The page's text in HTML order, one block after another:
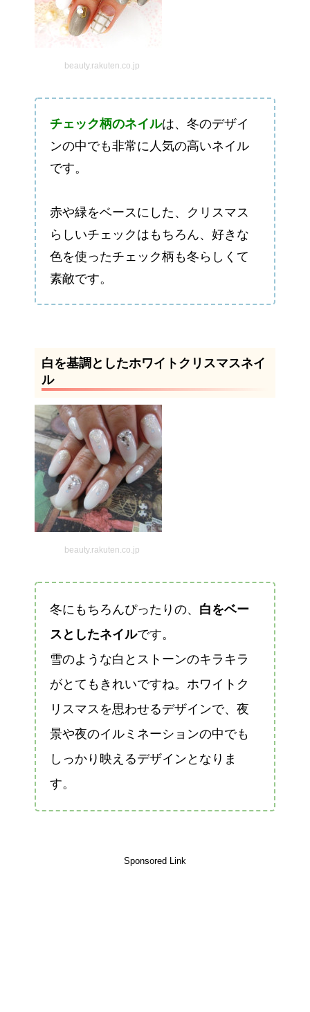
beauty.rakuten.co.jp
チェック柄のネイルは、冬のデザイ
ンの中でも非常に人気の高いネイル
です。
赤や緑をベースにした、クリスマス
らしいチェックはもちろん、好きな
色を使ったチェック柄も冬らしくて
素敵です。
白を基調としたホワイトクリスマスネイ
ル
beauty.rakuten.co.jp
冬にもちろんぴったりの、 白をベー
スとしたネイルです。
雪のような白とストーンのキラキラ
がとてもきれいですね。ホワイトク
リスマスを思わせるデザインで、夜
景や夜のイルミネーションの中でも
しっかり映えるデザインとなりま
す。
Sponsored Link